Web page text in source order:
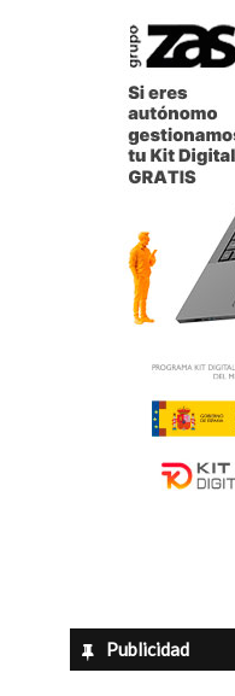
Publicidad